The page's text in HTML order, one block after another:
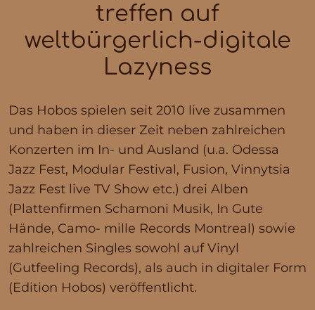
treffen auf
weltbürgerlich-digitale
Lazyness
Das Hobos spielen seit 2010 live zusammen
und haben in dieser Zeit neben zahlreichen
Konzerten im In- und Ausland (u.a. Odessa
Jazz Fest, Modular Festival, Fusion, Vinnytsia
Jazz Fest live TV Show etc.) drei Alben
(Plattenfirmen Schamoni Musik, In Gute
Hände, Camo- mille Records Montreal) sowie
zahlreichen Singles sowohl auf Vinyl
(Gutfeeling Records), als auch in digitaler Form
(Edition Hobos) veröffentlicht.